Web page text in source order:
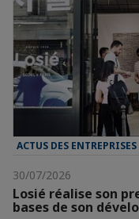
ACTUS DES ENTREPRISES
30/07/2026
Losié réalise son
bases de son